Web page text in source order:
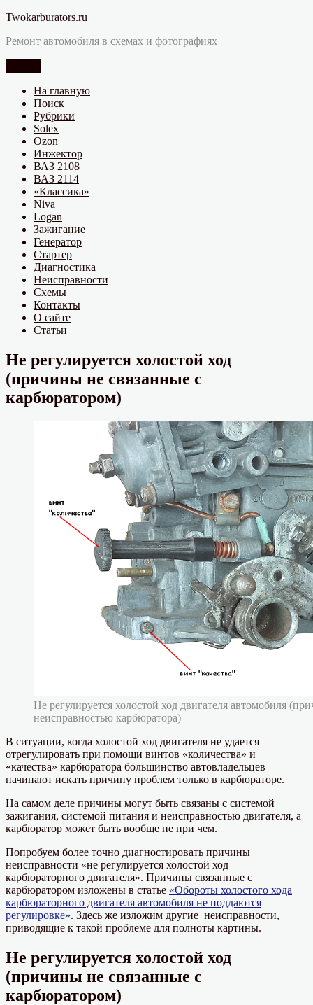
Перейти
содержимому
Twokarburators.ru
Ремонт автомобиля в схемах и фотографиях
На главную
Поиск
Рубрики
Solex
Ozon
Инжектор
ВАЗ 2108
ВАЗ 2114
«Классика»
Niva
Logan
Зажигание
Генератор
Стартер
Диагностика
Неисправности
Схемы
Контакты
О сайте
Статьи
Не регулируется холостой ход
(причины не связанные с
карбюратором)
Не регулируется холостой ход двигателя автомобиля
неисправностью карбюратора)
В ситуации, когда холостой ход двигателя не удается
отрегулировать при помощи винтов «количества» и
«качества» карбюратора большинство автовладельцев
начинают искать причину проблем только в карбюраторе.
На самом деле причины могут быть связаны с системой
зажигания, системой питания и неисправностью двигателя, а
карбюратор может быть вообще не при чем.
Попробуем более точно диагностировать причины
неисправности «не регулируется холостой ход
карбюраторного двигателя». Причины связанные с
карбюратором изложены в статье «Обороты холостого хода
карбюраторного двигателя автомобиля не поддаются
регулировке». Здесь же изложим другие неисправности,
приводящие к такой проблеме для полноты картины.
Не регулируется холостой ход
(причины не связанные с
карбюратором)